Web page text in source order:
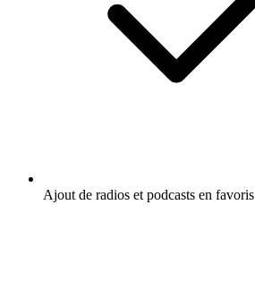
Ajout de radios et podcasts en favoris